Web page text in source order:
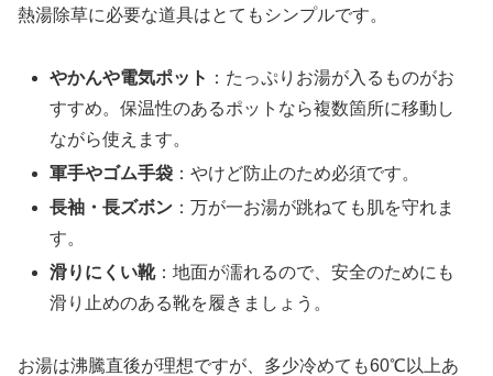
熱湯除草に必要な道具はとてもシンプルです。
やかんや電気ポット ：たっぷりお湯が入るものがお
すすめ。保温性のあるポットなら複数箇所に移動し
ながら使えます。
軍手やゴム手袋 ：やけど防止のため必須です。
長袖・長ズボン ：万が一お湯が跳ねても肌を守れま
す。
滑りにくい靴：地面が濡れるので、安全のためにも
滑り止めのある靴を履きましょう。
お湯は沸騰直後が理想ですが、多少冷めても60℃以上あ